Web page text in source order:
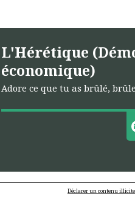
L'Hérétique
économique)
Adore ce que tu as brûlé,
Déclarer un contenu illicite